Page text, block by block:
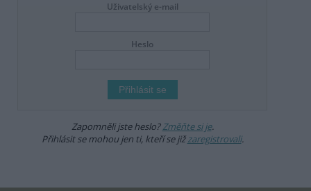
Uživatelský e-mail
Heslo
Zapomněli jste heslo?Změňte si je.
Přihlásit se mohou jen ti, kteří se jižzaregistrovali.